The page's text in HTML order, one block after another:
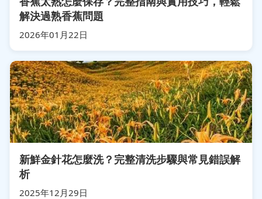
解決過熟香蕉問題
2026年01月22日
新鮮金針花怎麼洗？完整清洗步驟與常見錯誤解
析
2025年12月29日